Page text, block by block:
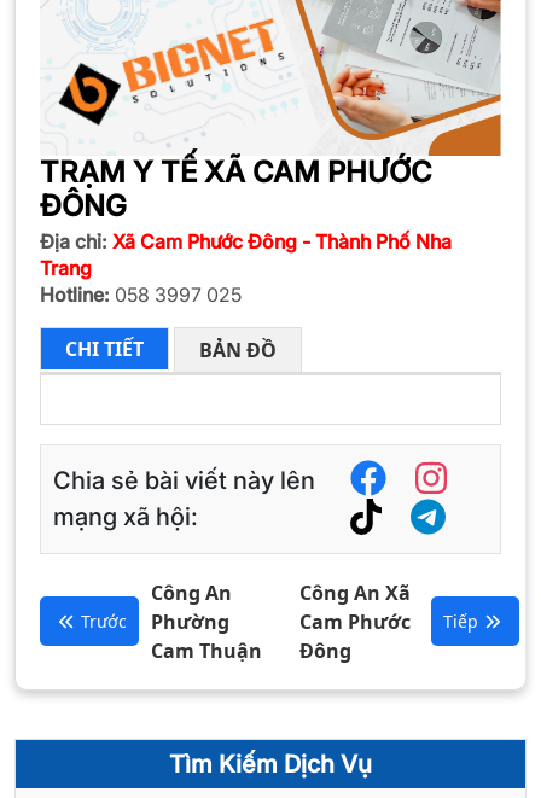
TRẠM Y TẾ XÃ CAM PHƯỚC
ĐÔNG
Địa chỉ: Xã Cam Phước Đông - Thành Phố Nha
Trang
Hotline: 058 3997 025
CHI TIẾT BẢN ĐỒ
Chia sẻ bài viết này lên
mạng xã hội:
Trước
Công An
Phường
Cam Thuận
Công An Xã
Cam Phước
Đông
Tiếp
Tìm Kiếm Dịch Vụ